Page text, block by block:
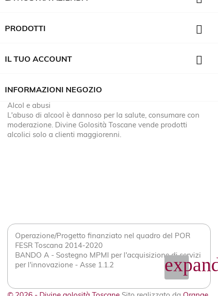
PRODOTTI 
IL TUO ACCOUNT 
INFORMAZIONI NEGOZIO
Alcol e abusi
L'abuso di alcool è dannoso per la salute, consumare con
moderazione. Divine Golosità Toscane vende prodotti
alcolici solo a clienti maggiorenni.
Operazione/Progetto finanziato nel quadro del POR
FESR Toscana 2014-2020
BANDO A - Sostegno MPMI per l'acquisizione di servizi
per l'innovazione - Asse 1.1.2